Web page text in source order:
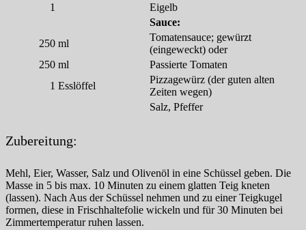
1
Eigelb
Sauce:
250 ml
Tomatensauce; gewürzt
(eingeweckt) oder
250 ml
Passierte Tomaten
1 Esslöffel
Pizzagewürz (der guten alten
Zeiten wegen)
Salz, Pfeffer
Zubereitung:
Mehl, Eier, Wasser, Salz und Olivenöl in eine Schüssel geben. Die
Masse in 5 bis max. 10 Minuten zu einem glatten Teig kneten
(lassen). Nach Aus der Schüssel nehmen und zu einer Teigkugel
formen, diese in Frischhaltefolie wickeln und für 30 Minuten bei
Zimmertemperatur ruhen lassen.